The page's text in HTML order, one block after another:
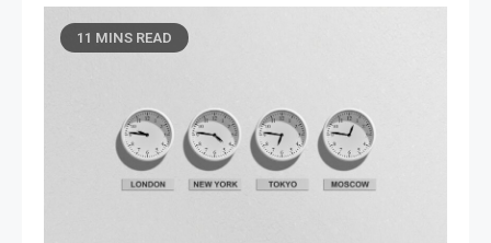
11 MINS READ